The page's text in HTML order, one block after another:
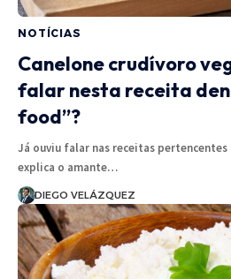
NOTÍCIAS
Canelone crudívoro
falar nesta receita
food”?
Já ouviu falar nas receitas pertencentes
explica o amante…
DIEGO VELÁZQUEZ